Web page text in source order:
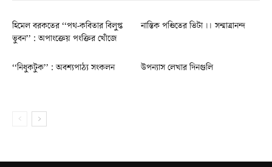
হিমেল বরকতের ‘‘পথ-কবিতার বিলুপ্ত
ভুবন’’ : অপাংক্তেয় পংক্তির খোঁজে
নাস্তিক পণ্ডিতের ভিটা ।। সন্মাত্রানন্দ
‘‘নিধুকটুক’’ : অবশ্যপাঠ্য সংকলন উপন্যাস লেখার দিনগুলি